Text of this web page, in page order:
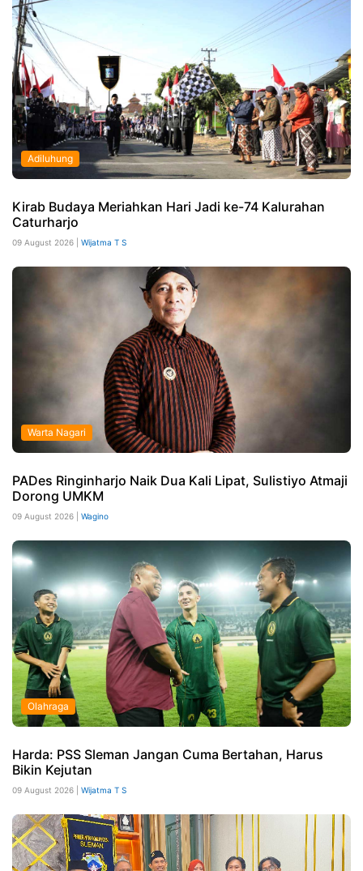
Adiluhung
Kirab Budaya Meriahkan Hari Jadi ke-74 Kalurahan
Caturharjo
09 August 2026 | Wijatma T S
Warta Nagari
PADes Ringinharjo Naik Dua Kali Lipat, Sulistiyo Atmaji
Dorong UMKM
09 August 2026 | Wagino
Olahraga
Harda: PSS Sleman Jangan Cuma Bertahan, Harus
Bikin Kejutan
09 August 2026 | Wijatma T S